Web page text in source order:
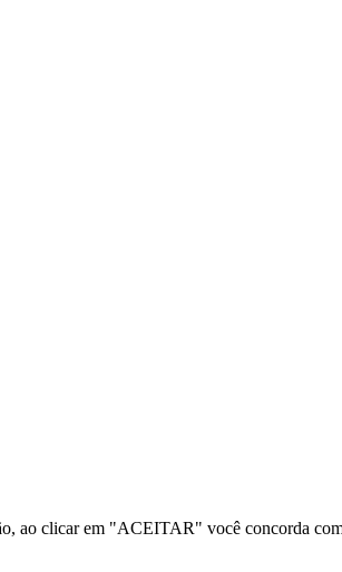
ao clicar em "ACEITAR" você concorda